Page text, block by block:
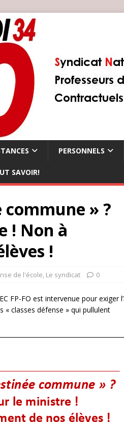
PERSONNELS
SAVOIR!
» ?
! Non à
!
de l'école, Le syndicat 0
FP-FO est intervenue pour exiger
« classes défense » qui pullulent